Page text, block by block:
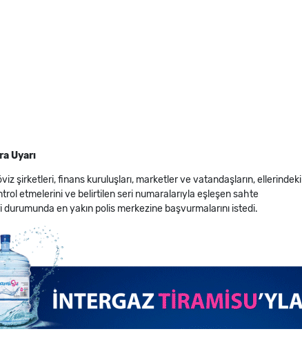
Uyarı
şirketleri, finans kuruluşları, marketler ve vatandaşların, ellerindeki
etmelerini ve belirtilen seri numaralarıyla eşleşen sahte
en yakın polis merkezine başvurmalarını istedi.